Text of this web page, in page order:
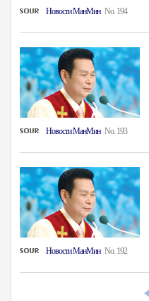
Hовости MанMинNo. 194
Hовости MанMинNo. 193
Hовости MанMинNo. 192